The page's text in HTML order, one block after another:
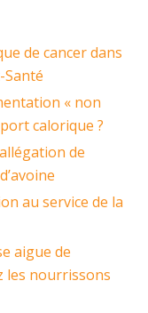
de cancer dans
« non
calorique ?
de
au service de la
aigue de
les nourrissons